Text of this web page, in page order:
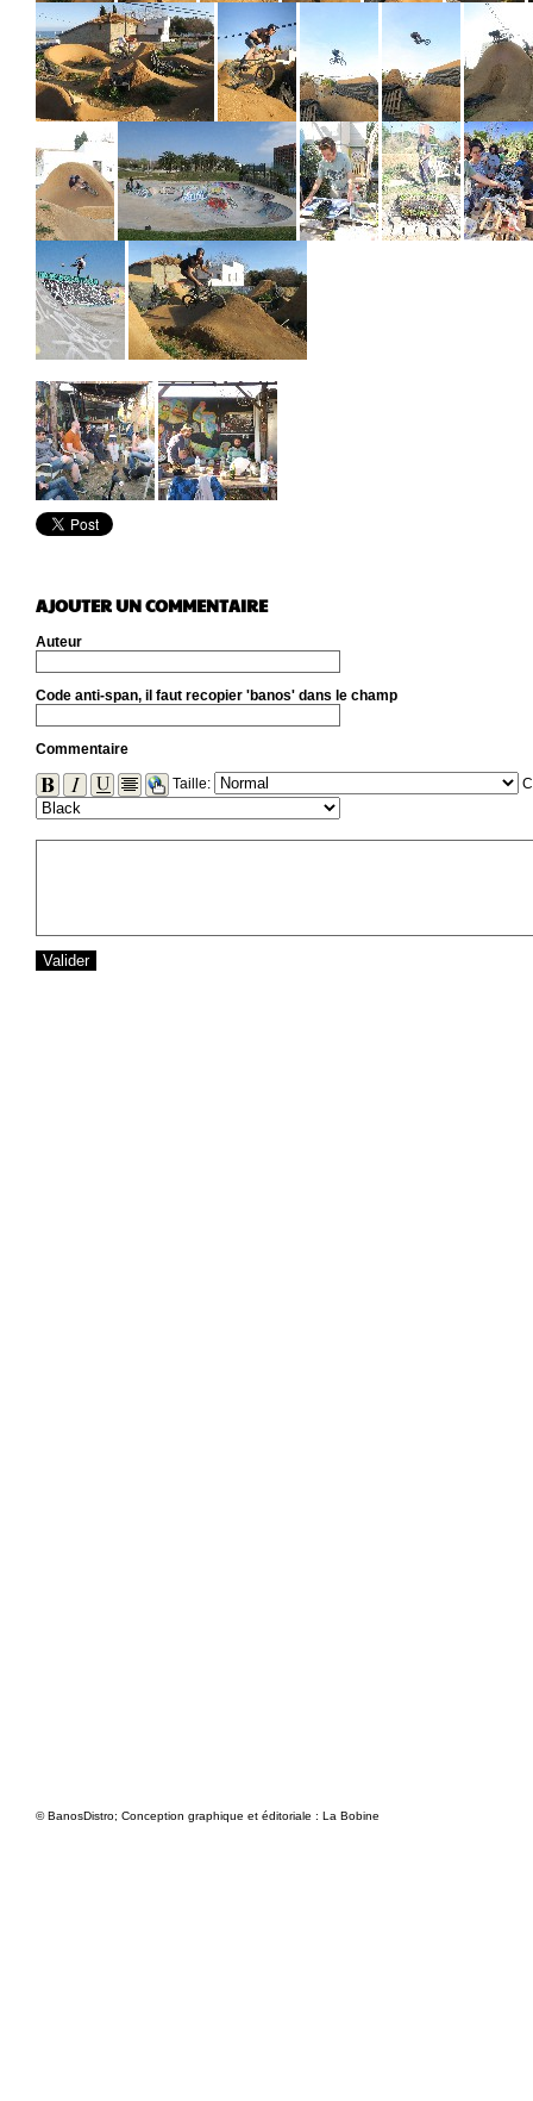
AJOUTER UN COMMENTAIRE
Auteur
Code anti-span, il faut recopier 'banos' dans le champ
Commentaire
Taille:
© BanosDistro; Conception graphique et éditoriale : La Bobine